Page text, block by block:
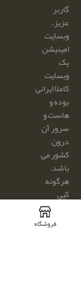
گاربر
عزیز،
وبسایت
امینیشن
یک
وبسایت
کاملا ایرانی
بوده و
هاست و
سرور آن
درون
کشور می
باشد.
هرگونه
کپی
برداری و
فروش
فروشگاه